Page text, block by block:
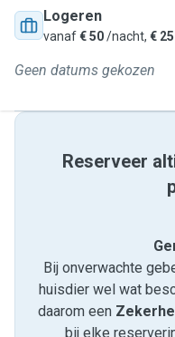
Logeren
vanaf€ 50/nacht, € 25
Geen datums gekozen
Reserveer
Bij onverwachte
huisdier wel wat
daarom een
bij elke